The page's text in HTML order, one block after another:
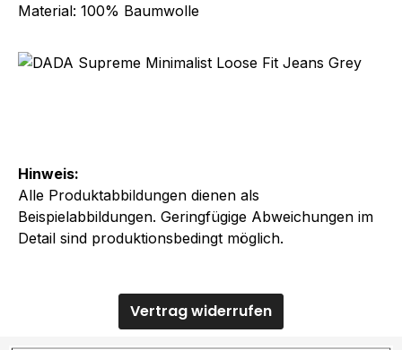
Hinweis:
Alle Produktabbildungen dienen als
Beispielabbildungen. Geringfügige Abweichungen im
Detail sind produktionsbedingt möglich.
Material: 100% Baumwolle
Vertrag widerrufen